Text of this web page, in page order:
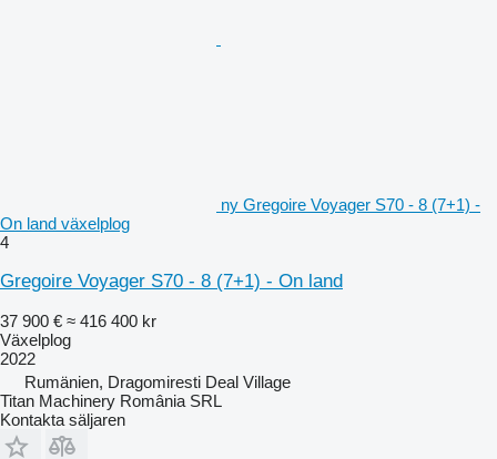
ny Gregoire Voyager S70 - 8 (7+1) -
On land växelplog
4
Gregoire Voyager S70 - 8 (7+1) - On land
37 900 € ≈ 416 400 kr
Växelplog
2022
Rumänien, Dragomiresti Deal Village
Titan Machinery România SRL
Kontakta säljaren